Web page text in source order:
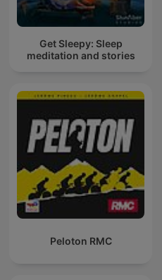
Get Sleepy: Sleep
meditation and stories
Peloton RMC